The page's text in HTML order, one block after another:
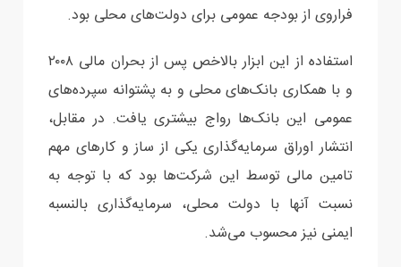
فراروی از بودجه عمومی برای دولت‌های محلی بود.
استفاده از این ابزار بالاخص پس از بحران مالی ۲۰۰۸
و با همکاری بانک‌های محلی و به پشتوانه سپرده‌های
عمومی این بانک‌ها رواج بیشتری یافت. در مقابل،
انتشار اوراق سرمایه‌گذاری یکی از ساز و کارهای مهم
تامین مالی توسط این شرکت‌ها بود که با توجه به
نسبت آنها با دولت محلی، سرمایه‌گذاری بالنسبه
ایمنی نیز محسوب می‌شد.